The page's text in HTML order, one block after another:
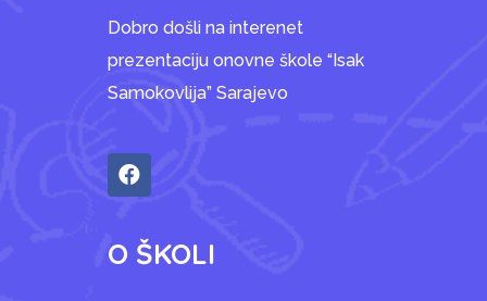
Dobro došli na interenet
prezentaciju onovne škole “Isak
Samokovlija” Sarajevo
O ŠKOLI